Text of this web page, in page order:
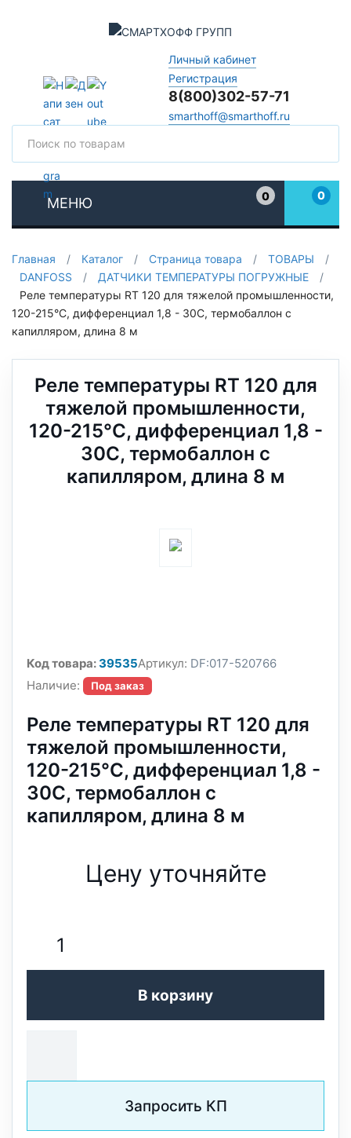
Личный кабинет
Регистрация
8(800)302-57-71
smarthoff@smarthoff.ru
МЕНЮ
0
0
Главная / Каталог / Страница товара / ТОВАРЫ
/
DANFOSS
/ ДАТЧИКИ ТЕМПЕРАТУРЫ ПОГРУЖНЫЕ
/
Реле температуры RT 120 для тяжелой промышленности,
120-215°С, дифференциал 1,8 - 30С, термобаллон с
капилляром, длина 8 м
Реле температуры RT 120 для
тяжелой промышленности,
120-215°С, дифференциал 1,8 -
30С, термобаллон с
капилляром, длина 8 м
Код товара:39535Артикул: DF:017-520766
Наличие:
Под заказ
Реле температуры RT 120 для
тяжелой промышленности,
120-215°С, дифференциал 1,8 -
30С, термобаллон с
капилляром, длина 8 м
Цену уточняйте
В корзину
Запросить КП